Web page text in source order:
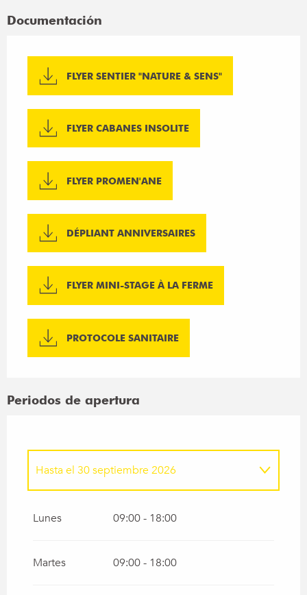
Documentación
FLYER SENTIER "NATURE & SENS"
FLYER CABANES INSOLITE
FLYER PROMEN'ANE
DÉPLIANT ANNIVERSAIRES
FLYER MINI-STAGE À LA FERME
PROTOCOLE SANITAIRE
Periodos de apertura
Hasta el 30 septiembre 2026
Lunes 09:00 - 18:00
Martes 09:00 - 18:00